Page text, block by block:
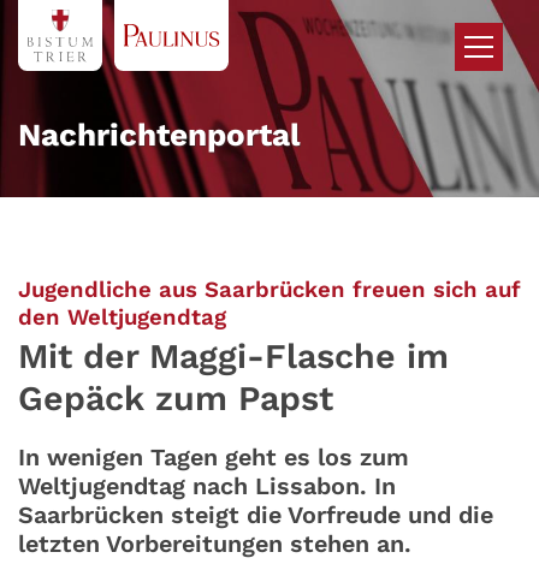
Zum Inhalt springen
Nachrichtenportal
Jugendliche aus Saarbrücken freuen sich auf
den Weltjugendtag:
Mit der Maggi-Flasche im
Gepäck zum Papst
In wenigen Tagen geht es los zum
Weltjugendtag nach Lissabon. In
Saarbrücken steigt die Vorfreude und die
letzten Vorbereitungen stehen an.